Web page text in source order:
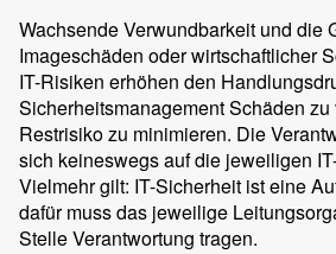
Wachsende Verwundbarkeit und die
Imageschäden oder wirtschaftlicher
IT-Risiken erhöhen den
Sicherheitsmanagement Schäden
Restrisiko zu minimieren. Die
sich keineswegs auf die jeweiligen
Vielmehr gilt: IT-Sicherheit ist eine
dafür muss das jeweilige
Stelle Verantwortung tragen.